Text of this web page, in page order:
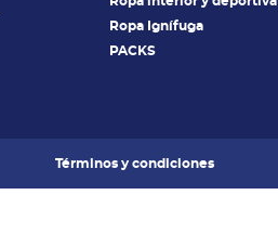
Ropa Ignífuga
PACKS
Términos y condiciones